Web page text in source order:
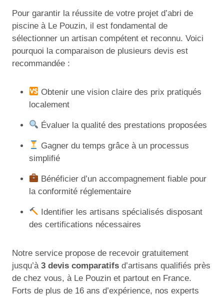
Pour garantir la réussite de votre projet d’abri de
piscine à Le Pouzin, il est fondamental de
sélectionner un artisan compétent et reconnu. Voici
pourquoi la comparaison de plusieurs devis est
recommandée :
Obtenir une vision claire des prix pratiqués
localement
Évaluer la qualité des prestations proposées
Gagner du temps grâce à un processus
simplifié
Bénéficier d’un accompagnement fiable pour
la conformité réglementaire
Identifier les artisans spécialisés disposant
des certifications nécessaires
Notre service propose de recevoir gratuitement
jusqu’à 3 devis comparatifs d’artisans qualifiés près
de chez vous, à Le Pouzin et partout en France.
Forts de plus de 16 ans d’expérience, nos experts